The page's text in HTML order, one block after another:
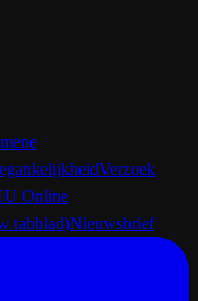
Verzoek
Online
tabblad)Nieuwsbrief